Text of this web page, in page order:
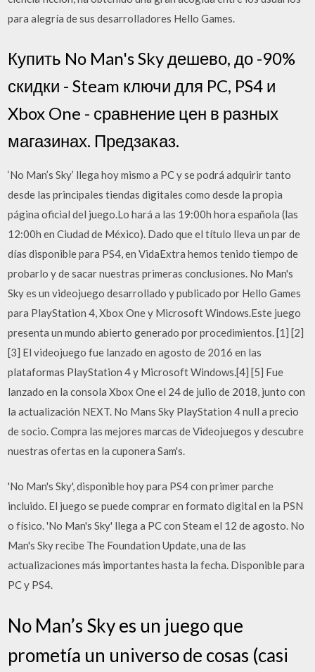
para alegría de sus desarrolladores Hello Games.
Купить No Man's Sky дешево, до -90%
скидки - Steam ключи для PC, PS4 и
Xbox One - сравнение цен в разных
магазинах. Предзаказ.
‘No Man’s Sky’ llega hoy mismo a PC y se podrá adquirir tanto
desde las principales tiendas digitales como desde la propia
página oficial del juego.Lo hará a las 19:00h hora española (las
12:00h en Ciudad de México). Dado que el título lleva un par de
días disponible para PS4, en VidaExtra hemos tenido tiempo de
probarlo y de sacar nuestras primeras conclusiones. No Man's
Sky es un videojuego desarrollado y publicado por Hello Games
para PlayStation 4, Xbox One y Microsoft Windows.Este juego
presenta un mundo abierto generado por procedimientos. [1] [2]
[3] El videojuego fue lanzado en agosto de 2016 en las
plataformas PlayStation 4 y Microsoft Windows.[4] [5] Fue
lanzado en la consola Xbox One el 24 de julio de 2018, junto con
la actualización NEXT. No Mans Sky PlayStation 4 null a precio
de socio. Compra las mejores marcas de Videojuegos y descubre
nuestras ofertas en la cuponera Sam's.
'No Man's Sky', disponible hoy para PS4 con primer parche
incluido. El juego se puede comprar en formato digital en la PSN
o físico. 'No Man's Sky' llega a PC con Steam el 12 de agosto. No
Man's Sky recibe The Foundation Update, una de las
actualizaciones más importantes hasta la fecha. Disponible para
PC y PS4.
No Man’s Sky es un juego que
prometía un universo de cosas (casi